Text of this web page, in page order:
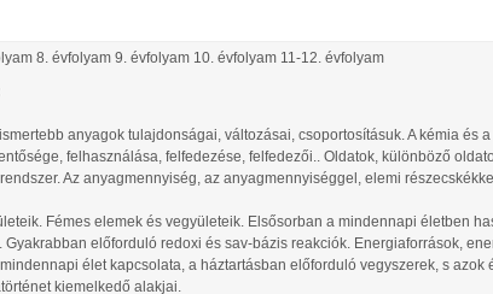
8. évfolyam 9. évfolyam 10. évfolyam 11-12. évfolyam
anyagok tulajdonságai, változásai, csoportosításuk. A kémia és
felhasználása, felfedezése, felfedezői.. Oldatok, különböző
Az anyagmennyiség, az anyagmennyiséggel, elemi
Fémes elemek és vegyületeik. Elsősorban a mindennapi életben
Gyakrabban előforduló redoxi és sav-bázis reakciók. Energiaforrások,
élet kapcsolata, a háztartásban előforduló vegyszerek, s azok
kiemelkedő alakjai.